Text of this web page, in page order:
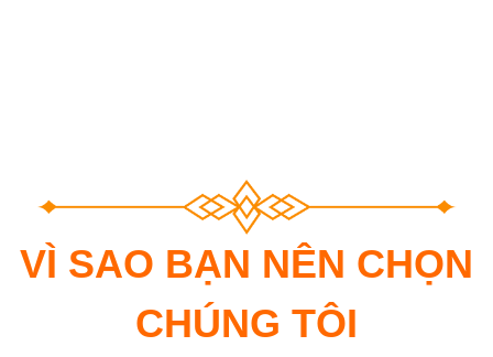
VÌ SAO BẠN NÊN CHỌN
CHÚNG TÔI